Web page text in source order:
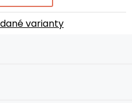
varianty